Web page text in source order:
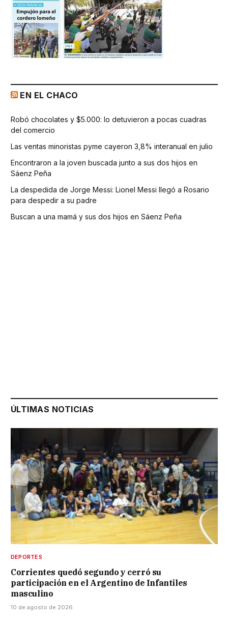
EN EL CHACO
Robó chocolates y $5.000: lo detuvieron a pocas cuadras
del comercio
Las ventas minoristas pyme cayeron 3,8% interanual en julio
Encontraron a la joven buscada junto a sus dos hijos en
Sáenz Peña
La despedida de Jorge Messi: Lionel Messi llegó a Rosario
para despedir a su padre
Buscan a una mamá y sus dos hijos en Sáenz Peña
ÚLTIMAS NOTICIAS
DEPORTES
Corrientes quedó segundo y cerró su
participación en el Argentino de Infantiles
masculino
10 de agosto de 2026